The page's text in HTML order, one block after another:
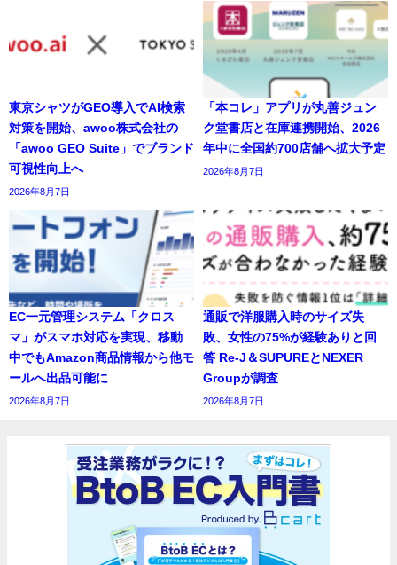
東京シャツがGEO導入でAI検索
対策を開始、awoo株式会社の
「awoo GEO Suite」でブランド
可視性向上へ
2026年8月7日
「本コレ」アプリが丸善ジュン
ク堂書店と在庫連携開始、2026
年中に全国約700店舗へ拡大予定
2026年8月7日
EC一元管理システム「クロス
マ」がスマホ対応を実現、移動
中でもAmazon商品情報から他モ
ールへ出品可能に
2026年8月7日
通販で洋服購入時のサイズ失
敗、女性の75%が経験ありと回
答 Re-J＆SUPUREとNEXER
Groupが調査
2026年8月7日